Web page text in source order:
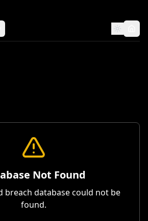
Not Found
breach database could not be
found.